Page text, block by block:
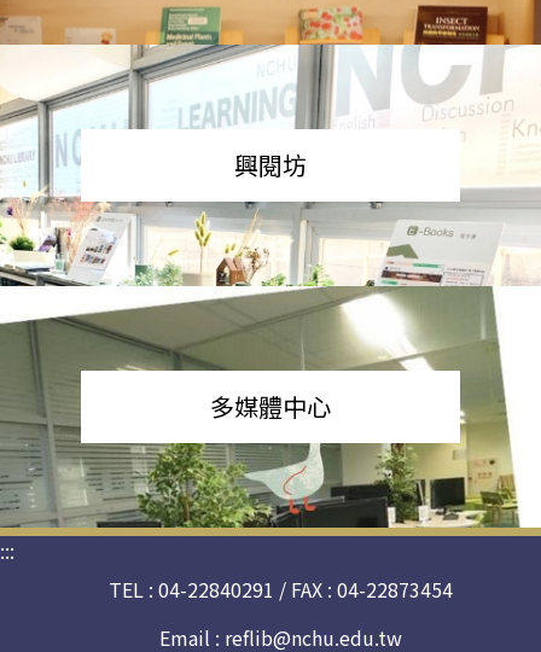
興閱坊
多媒體中心
:::
TEL : 04-22840291 / FAX : 04-22873454